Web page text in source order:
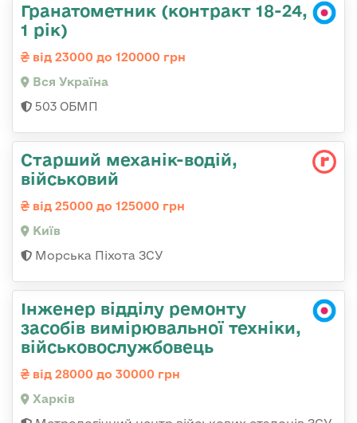
Гранатометник (контракт 18-24,
1 рік)
від 23000 до 120000 грн
Вся Україна
503 ОБМП
Стаpший механік-водій,
військовий
від 25000 до 125000 грн
Київ
Морська Піхота ЗСУ
Інженер відділу ремонту
засобів вимірювальної техніки,
військовослужбовець
від 28000 до 30000 грн
Харків